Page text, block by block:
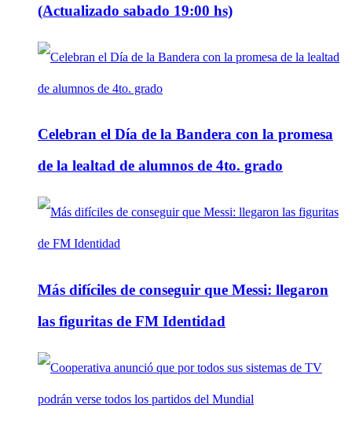
(Actualizado sabado 19:00 hs)
Celebran el Día de la Bandera con la promesa
de la lealtad de alumnos de 4to. grado
Más difíciles de conseguir que Messi: llegaron
las figuritas de FM Identidad